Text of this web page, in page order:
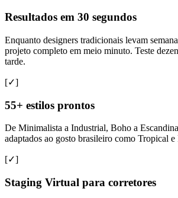
Resultados em 30 segundos
Enquanto designers tradicionais levam
projeto completo em meio minuto. Teste
tarde.
[✓]
55+ estilos prontos
De Minimalista a Industrial, Boho a
adaptados ao gosto brasileiro como Tropical e
[✓]
Staging Virtual para corretores